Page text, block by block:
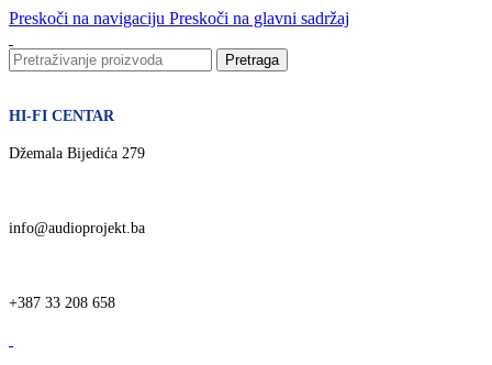
Preskoči na navigaciju Preskoči na glavni sadržaj
Pretraga
HI-FI CENTAR
Džemala Bijedića 279
info@audioprojekt.ba
+387 33 208 658